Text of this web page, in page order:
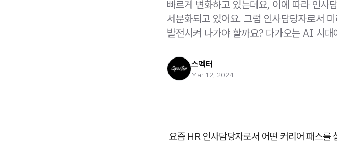
빠르게 변화하고 있는데요, 이에 따라 인사
세분화되고 있어요. 그럼 인사담당자로서
발전시켜 나가야 할까요? 다가오는 AI 시
스펙터
Mar 12, 2024
요즘 HR 인사담당자로서 어떤 커리어 패스를